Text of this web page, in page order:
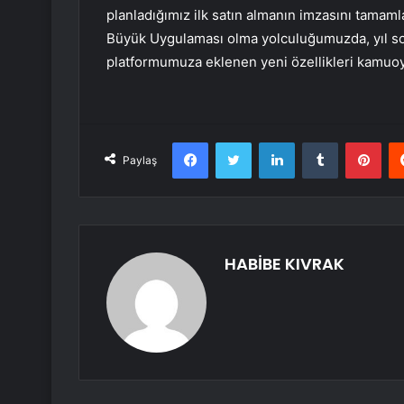
planladığımız ilk satın almanın imzasını
Büyük Uygulaması olma yolculuğumuzda, yıl
platformumuza eklenen yeni özellikleri
Paylaş
FacebookTwitter LinkedInTumblr
HABİBE KIVRAK